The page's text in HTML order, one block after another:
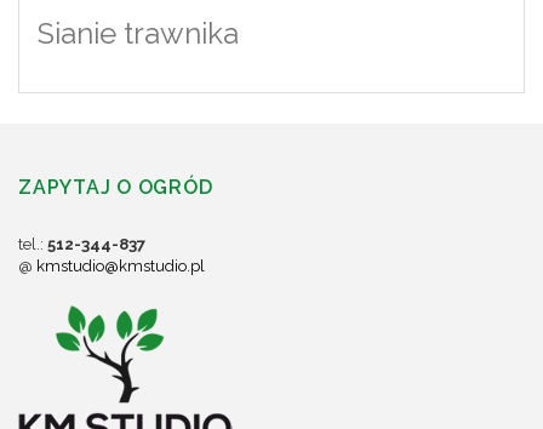
Sianie trawnika
ZAPYTAJ O OGRÓD
tel.: 512-344-837
@ kmstudio@kmstudio.pl